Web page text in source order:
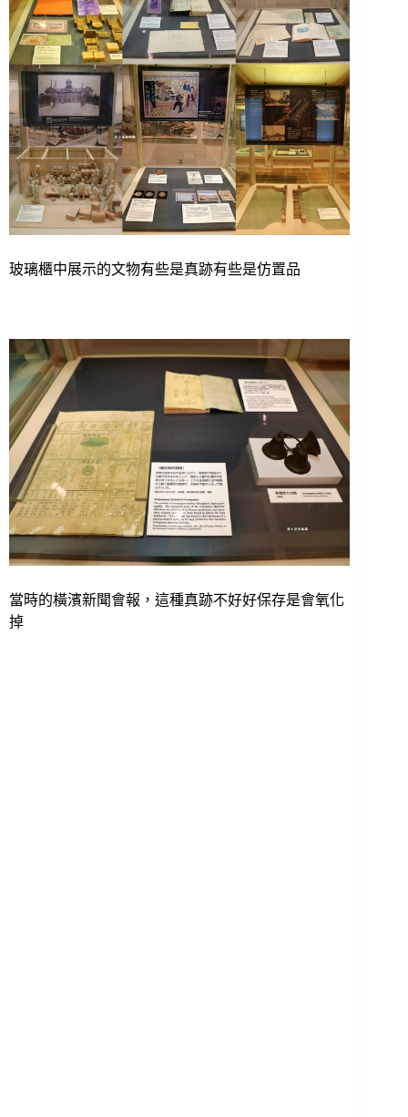
玻璃櫃中展示的文物有些是真跡有些是仿置品
當時的橫濱新聞會報，這種真跡不好好保存是會氧化
掉